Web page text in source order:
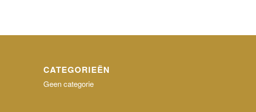
CATEGORIEËN
Geen categorie